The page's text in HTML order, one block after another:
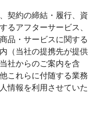
契約の締結・履行、資
るアフターサービス、
品・サービスに関する
（当社の提携先が提供
社からのご案内を含
これらに付随する業務
情報を利用させていた